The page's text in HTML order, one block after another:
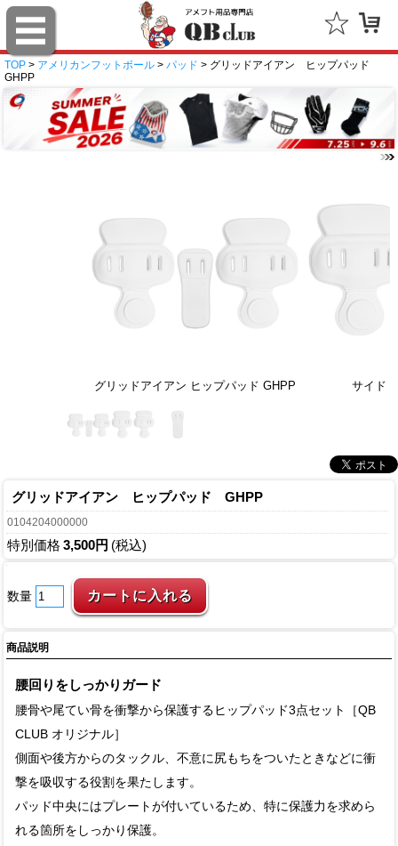
TOP > アメリカンフットボール > パッド > グリッドアイアン ヒップパッド
GHPP
グリッドアイアン ヒップパッド GHPP サイド
グリッドアイアン ヒップパッド GHPP
0104204000000
特別価格 3,500円 (税込)
数量
商品説明
腰回りをしっかりガード
腰骨や尾てい骨を衝撃から保護するヒップパッド3点セット［QB
CLUB オリジナル］
側面や後方からのタックル、不意に尻もちをついたときなどに衝
撃を吸収する役割を果たします。
パッド中央にはプレートが付いているため、特に保護力を求めら
れる箇所をしっかり保護。